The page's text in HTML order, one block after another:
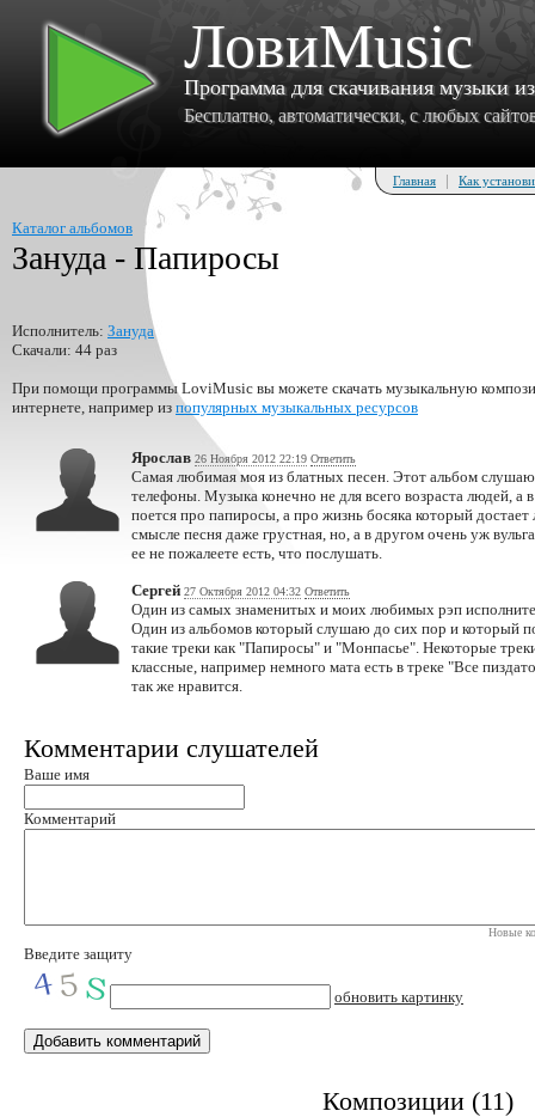
ЛовиMusic
Программа для скачивания музыки
Бесплатно, автоматически, с любых
Главная | Как
Каталог альбомов
Зануда - Папиросы
Исполнитель: Зануда
Скачали: 44 раз
При помощи программы LoviMusic вы можете скачать музыкальную
интернете, например из популярных музыкальных ресурсов
Ярослав 26 Ноября 2012 22:19 Ответить
Самая любимая моя из блатных песен. Этот альбом
телефоны. Музыка конечно не для всего возраста людей,
поется про папиросы, а про жизнь босяка который
смысле песня даже грустная, но, а в другом очень уж
ее не пожалеете есть, что послушать.
Сергей 27 Октября 2012 04:32 Ответить
Один из самых знаменитых и моих любимых рэп
Один из альбомов который слушаю до сих пор и который
такие треки как "Папиросы" и "Монпасье". Некоторые
классные, например немного мата есть в треке "Все
так же нравится.
Комментарии слушателей
Ваше имя
Комментарий
Новые
Введите защиту
обновить картинку
Композиции (11)